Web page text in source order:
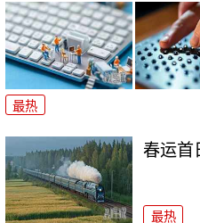
最热
春运首
最热